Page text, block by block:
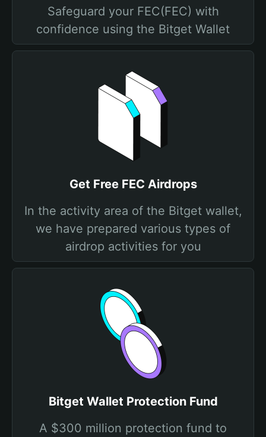
Safeguard your FEC(FEC) with
confidence using the Bitget Wallet
Get Free FEC Airdrops
In the activity area of the Bitget wallet,
we have prepared various types of
airdrop activities for you
Bitget Wallet Protection Fund
A $300 million protection fund to